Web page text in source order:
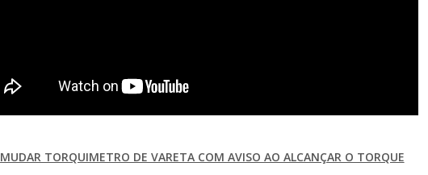
MUDAR TORQUIMETRO DE VARETA COM AVISO AO ALCANÇAR O TORQUE